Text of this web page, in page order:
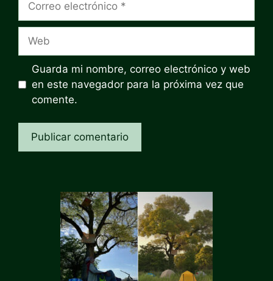
electrónico
Guarda mi nombre, correo electrónico y web
en este navegador para la próxima vez que
comente.